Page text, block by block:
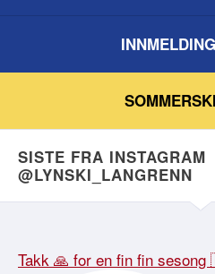
SISTE FRA INSTAGRAM
@LYNSKI_LANGRENN
Takk 🙏 for en fin fin